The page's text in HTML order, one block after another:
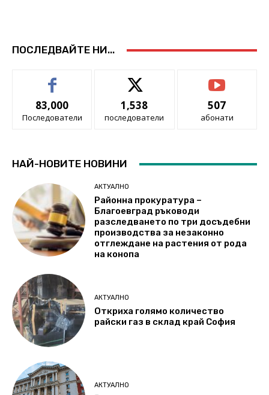
ПОСЛЕДВАЙТЕ НИ...
83,000
Последователи
1,538
последователи
507
абонати
НАЙ-НОВИТЕ НОВИНИ
АКТУАЛНО
Районна прокуратура –
Благоевград ръководи
разследването по три досъдебни
производства за незаконно
отглеждане на растения от рода
на конопа
АКТУАЛНО
Откриха голямо количество
райски газ в склад край София
АКТУАЛНО